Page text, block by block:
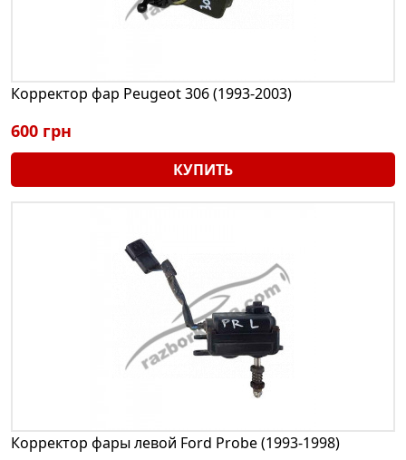
Корректор фар Peugeot 306 (1993-2003)
600 грн
КУПИТЬ
Корректор фары левой Ford Probe (1993-1998)